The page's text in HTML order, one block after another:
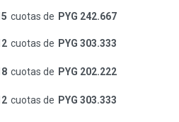
cuotas de PYG 242.667
cuotas de PYG 303.333
cuotas de PYG 202.222
cuotas de PYG 303.333